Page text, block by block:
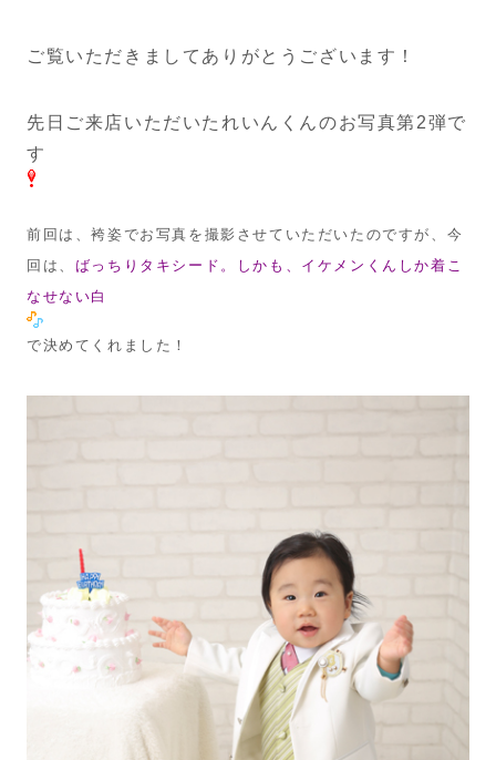
ご覧いただきましてありがとうございます！
先日ご来店いただいたれいんくんのお写真第2弾で
す
前回は、袴姿でお写真を撮影させていただいたのですが、今
回は、 ばっちりタキシード。しかも、イケメンくんしか着こ
なせない白
で決めてくれました！